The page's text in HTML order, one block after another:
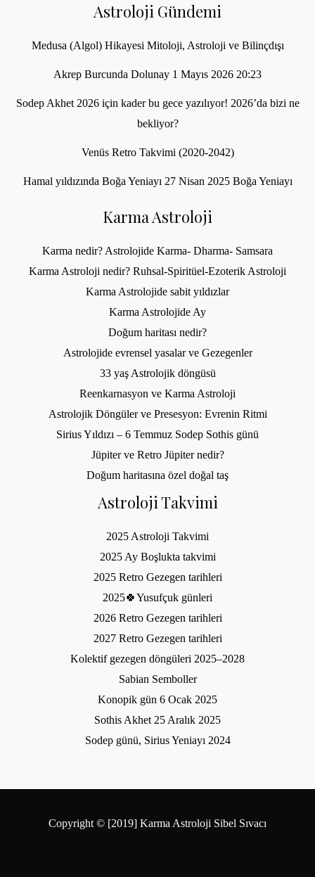
Astroloji Gündemi
Medusa (Algol) Hikayesi Mitoloji, Astroloji ve Bilinçdışı
Akrep Burcunda Dolunay 1 Mayıs 2026 20:23
Sodep Akhet 2026 için kader bu gece yazılıyor! 2026’da bizi ne
bekliyor?
Venüs Retro Takvimi (2020-2042)
Hamal yıldızında Boğa Yeniayı 27 Nisan 2025 Boğa Yeniayı
Karma Astroloji
Karma nedir? Astrolojide Karma- Dharma- Samsara
Karma Astroloji nedir? Ruhsal-Spiritüel-Ezoterik Astroloji
Karma Astrolojide sabit yıldızlar
Karma Astrolojide Ay
Doğum haritası nedir?
Astrolojide evrensel yasalar ve Gezegenler
33 yaş Astrolojik döngüsü
Reenkarnasyon ve Karma Astroloji
Astrolojik Döngüler ve Presesyon: Evrenin Ritmi
Sirius Yıldızı – 6 Temmuz Sodep Sothis günü
Jüpiter ve Retro Jüpiter nedir?
Doğum haritasına özel doğal taş
Astroloji Takvimi
2025 Astroloji Takvimi
2025 Ay Boşlukta takvimi
2025 Retro Gezegen tarihleri
2025🍀Yusufçuk günleri
2026 Retro Gezegen tarihleri
2027 Retro Gezegen tarihleri
Kolektif gezegen döngüleri 2025–2028
Sabian Semboller
Konopik gün 6 Ocak 2025
Sothis Akhet 25 Aralık 2025
Sodep günü, Sirius Yeniayı 2024
Copyright © [2019] Karma Astroloji Sibel Sıvacı